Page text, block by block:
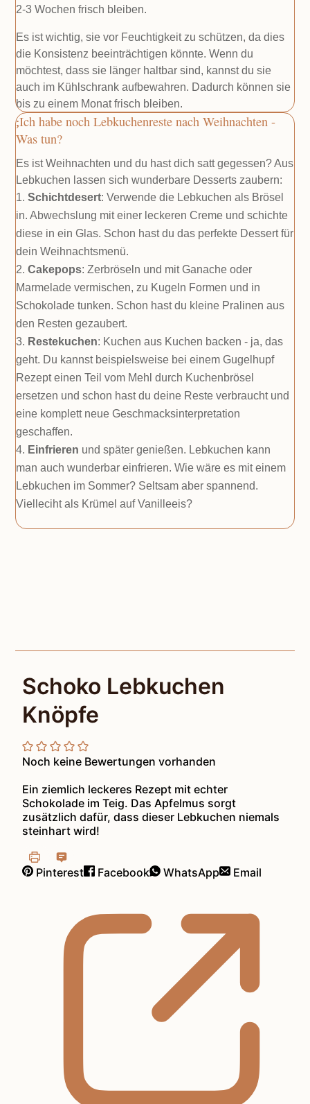
2-3 Wochen frisch bleiben.
Es ist wichtig, sie vor Feuchtigkeit zu schützen, da dies
die Konsistenz beeinträchtigen könnte. Wenn du
möchtest, dass sie länger haltbar sind, kannst du sie
auch im Kühlschrank aufbewahren. Dadurch können sie
bis zu einem Monat frisch bleiben.
Ich habe noch Lebkuchenreste nach Weihnachten -
Was tun?
Es ist Weihnachten und du hast dich satt gegessen? Aus
Lebkuchen lassen sich wunderbare Desserts zaubern:
Schichtdesert: Verwende die Lebkuchen als Brösel
in. Abwechslung mit einer leckeren Creme und schichte
diese in ein Glas. Schon hast du das perfekte Dessert für
dein Weihnachtsmenü.
Cakepops: Zerbröseln und mit Ganache oder
Marmelade vermischen, zu Kugeln Formen und in
Schokolade tunken. Schon hast du kleine Pralinen aus
den Resten gezaubert.
Restekuchen: Kuchen aus Kuchen backen - ja, das
geht. Du kannst beispielsweise bei einem Gugelhupf
Rezept einen Teil vom Mehl durch Kuchenbrösel
ersetzen und schon hast du deine Reste verbraucht und
eine komplett neue Geschmacksinterpretation
geschaffen.
Einfrieren und später genießen. Lebkuchen kann
man auch wunderbar einfrieren. Wie wäre es mit einem
Lebkuchen im Sommer? Seltsam aber spannend.
Vielleciht als Krümel auf Vanilleeis?
Schoko Lebkuchen
Knöpfe
Noch keine Bewertungen vorhanden
Ein ziemlich leckeres Rezept mit echter
Schokolade im Teig. Das Apfelmus sorgt
zusätzlich dafür, dass dieser Lebkuchen niemals
steinhart wird!
Pinterest Facebook WhatsApp Email